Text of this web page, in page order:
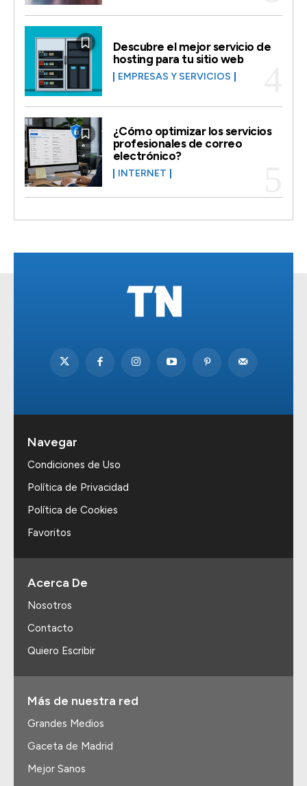
Descubre el mejor servicio de
hosting para tu sitio web
EMPRESAS Y SERVICIOS
¿Cómo optimizar los servicios
profesionales de correo
electrónico?
INTERNET
Navegar
Condiciones de Uso
Política de Privacidad
Política de Cookies
Favoritos
Acerca De
Nosotros
Contacto
Quiero Escribir
Más de nuestra red
Grandes Medios
Gaceta de Madrid
Mejor Sanos